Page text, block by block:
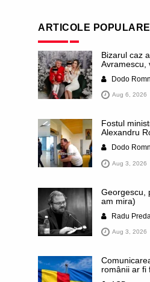
ARTICOLE POPULARE
Bizarul caz
Avramescu,
infantilă”.
stalinistă.
presei
dezvăluite
ale
diagnostice
Dodo
Aug 6, 2026
Fostul
Alexandru
funcția lui
al orașului
publică
de Nord cu
Dodo
Aug 3, 2026
Georgescu,
am mira)
Radu Preda
Aug 3, 2026
românii ar fi